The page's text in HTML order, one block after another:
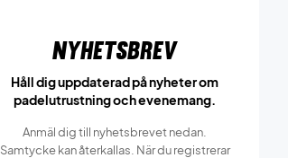
Nyhetsbrev
Håll dig uppdaterad på nyheter om
padelutrustning och evenemang.
Anmäl dig till nyhetsbrevet nedan.
Samtycke kan återkallas. När du registrerar